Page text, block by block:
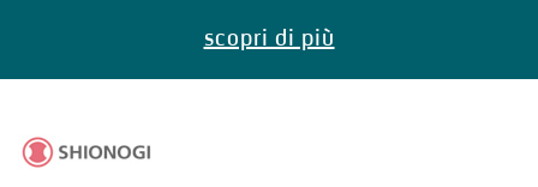
scopri di più